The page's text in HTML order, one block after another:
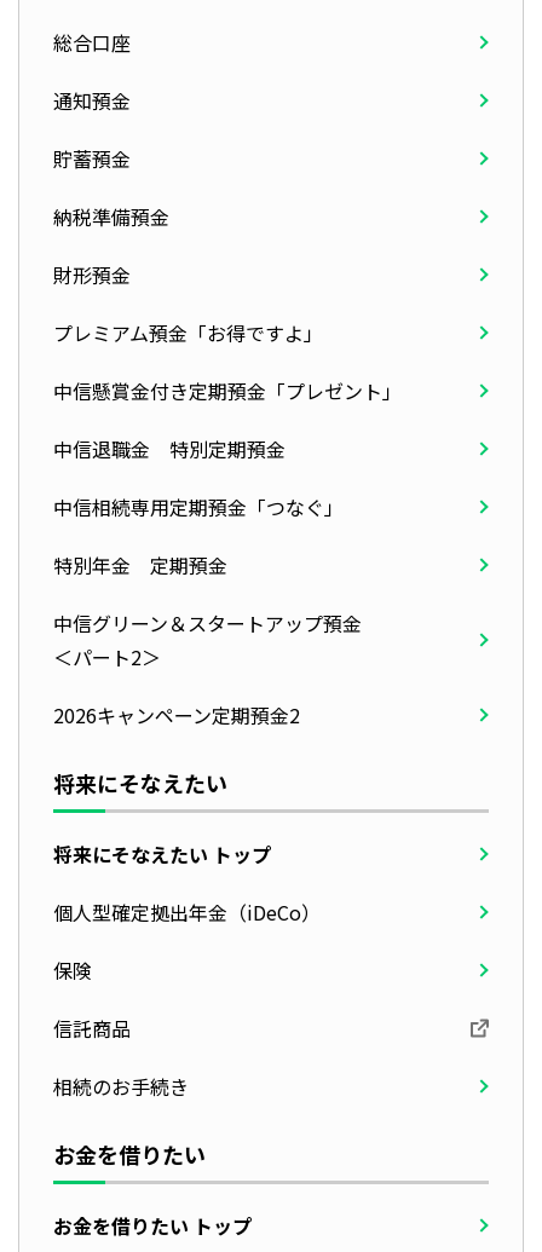
総合口座
通知預金
貯蓄預金
納税準備預金
財形預金
プレミアム預金「お得ですよ」
中信懸賞金付き定期預金「プレゼント」
中信退職金 特別定期預金
中信相続専用定期預金「つなぐ」
特別年金 定期預金
中信グリーン＆スタートアップ預金
＜パート2＞
2026キャンペーン定期預金2
将来にそなえたい
将来にそなえたい トップ
個人型確定拠出年金（iDeCo）
保険
信託商品
相続のお手続き
お金を借りたい
お金を借りたい トップ